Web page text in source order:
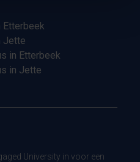
Etterbeek
Jette
in Etterbeek
in Jette
University in voor een